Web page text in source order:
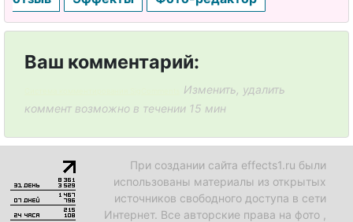
Ваш комментарий:
Изменить, удалить
коммент возможно в течении 15 мин
При создании сайта effects1.ru были
использованы материалы из открытых
источников свободного доступа в сети
Интернет. Все авторские права на фото ,